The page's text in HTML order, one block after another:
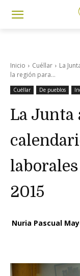
Inicio Cuéllar
La
la región para...
Cuéllar De pueblos
La Junta
2015
Nuria Pascual